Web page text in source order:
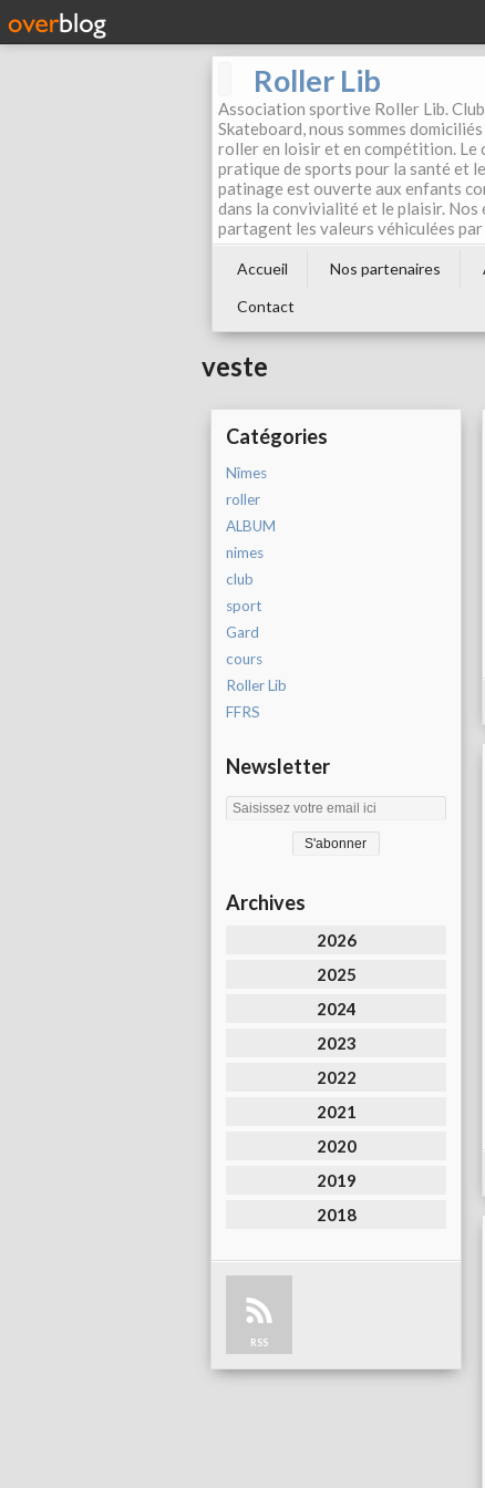
Roller Lib
Association sportive Roller Lib.
Skateboard, nous sommes
roller en loisir et en compétition. Le
pratique de sports pour la santé et
patinage est ouverte aux enfants
dans la convivialité et le plaisir.
partagent les valeurs véhiculées
Accueil Nos partenaires
Contact
veste
Catégories
Nîmes
roller
ALBUM
nimes
club
sport
Gard
cours
Roller Lib
FFRS
Newsletter
Archives
2026
2025
2024
2023
2022
2021
2020
2019
2018
RSS